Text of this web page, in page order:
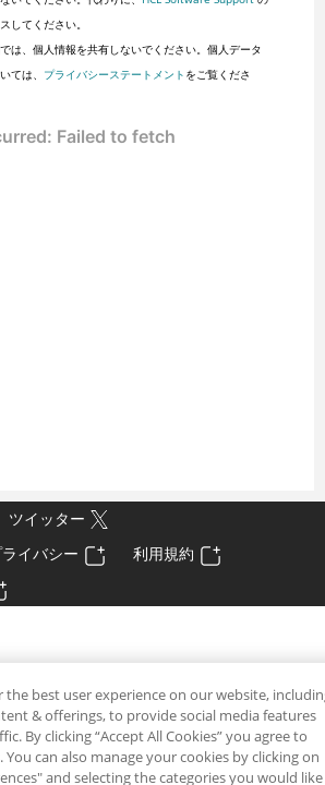
してください。
は、個人情報を共有しないでください。個人データ
ては、 プライバシーステートメント をご覧くださ
ツイッター
イバシー
利用規約
the best user experience on our website,
& offerings, to provide social media features
By clicking “Accept All Cookies” you agree to
You can also manage your cookies by clicking on
and selecting the categories you would like